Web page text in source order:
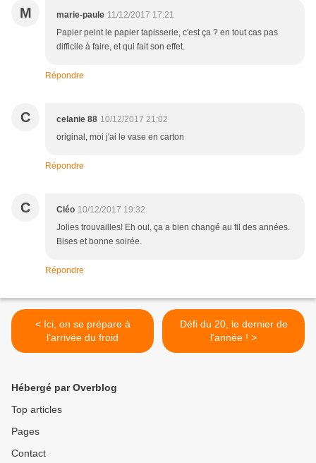
M marie-paule 11/12/2017 17:21
Papier peint le papier tapisserie, c'est ça ? en tout cas pas
difficile à faire, et qui fait son effet.
Répondre
C celanie 88 10/12/2017 21:02
original, moi j'ai le vase en carton
Répondre
C Cléo 10/12/2017 19:32
Jolies trouvailles! Eh oui, ça a bien changé au fil des années.
Bises et bonne soirée.
Répondre
< Ici, on se prépare à
l'arrivée du froid
Défi du 20, le dernier de
l'année ! >
Hébergé par Overblog
Top articles
Pages
Contact